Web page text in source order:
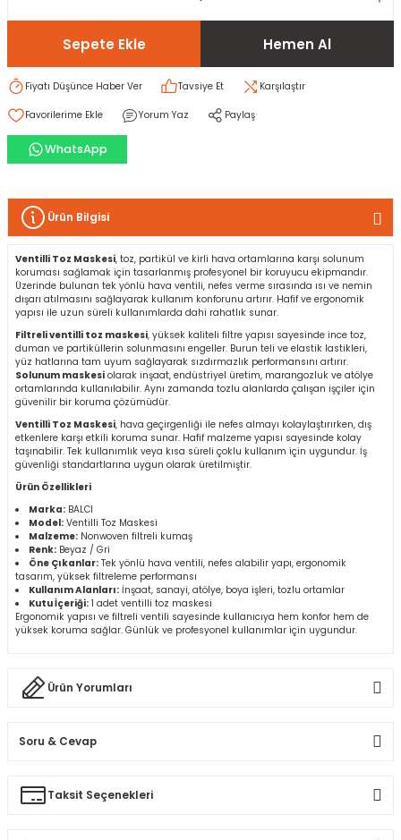
ve Kartonpiyer
Mastik
& PANEL
HARÇLARI
Sepete Ekle Hemen Al
Fiyatı Düşünce Haber Ver Tavsiye Et Karşılaştır
Yorum Yaz Paylaş
WhatsApp
Ürün Bilgisi
Ventilli Toz Maskesi, toz, partikül ve kirli hava ortamlarına karşı solunum
koruması sağlamak için tasarlanmış profesyonel bir koruyucu ekipmandır.
Üzerinde bulunan tek yönlü hava ventili, nefes verme sırasında ısı ve nemin
dışarı atılmasını sağlayarak kullanım konforunu artırır. Hafif ve ergonomik
yapısı ile uzun süreli kullanımlarda dahi rahatlık sunar.
Filtreli ventilli toz maskesi, yüksek kaliteli filtre yapısı sayesinde ince toz,
duman ve partiküllerin solunmasını engeller. Burun teli ve elastik lastikleri,
yüz hatlarına tam uyum sağlayarak sızdırmazlık performansını artırır.
Solunum maskesi olarak inşaat, endüstriyel üretim, marangozluk ve atölye
ortamlarında kullanılabilir. Aynı zamanda tozlu alanlarda çalışan işçiler için
güvenilir bir koruma çözümüdür.
Ventilli Toz Maskesi, hava geçirgenliği ile nefes almayı kolaylaştırırken, dış
etkenlere karşı etkili koruma sunar. Hafif malzeme yapısı sayesinde kolay
taşınabilir. Tek kullanımlık veya kısa süreli çoklu kullanım için uygundur. İş
güvenliği standartlarına uygun olarak üretilmiştir.
Ürün Özellikleri
Marka: BALCI
Model: Ventilli Toz Maskesi
Malzeme: Nonwoven filtreli kumaş
Renk: Beyaz / Gri
Öne Çıkanlar: Tek yönlü hava ventili, nefes alabilir yapı, ergonomik
tasarım, yüksek filtreleme performansı
Kullanım Alanları: İnşaat, sanayi, atölye, boya işleri, tozlu ortamlar
Kutu İçeriği: 1 adet ventilli toz maskesi
Ergonomik yapısı ve filtreli ventili sayesinde kullanıcıya hem konfor hem de
yüksek koruma sağlar. Günlük ve profesyonel kullanımlar için uygundur.
Ürün Yorumları
Soru & Cevap
Taksit Seçenekleri